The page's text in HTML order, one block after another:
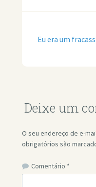
Eu era um
Deixe um
O seu endereço de e-
obrigatórios são
Comentário *